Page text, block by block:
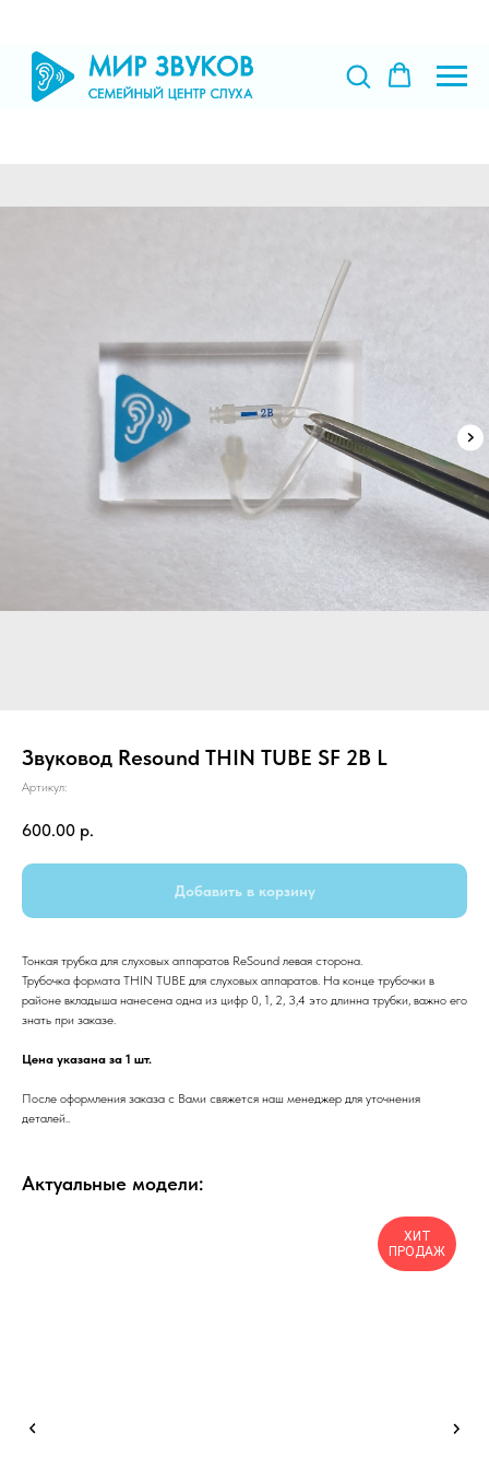
Звуковод Resound THIN TUBE SF 2B L
Артикул:
600.00 р.
Добавить в корзину
Тонкая трубка для слуховых аппаратов ReSound левая сторона.
Трубочка формата THIN TUBE для слуховых аппаратов. На конце трубочки в
районе вкладыша нанесена одна из цифр 0, 1, 2, 3,4 это длинна трубки, важно его
знать при заказе.
Цена указана за 1 шт.
После оформления заказа с Вами свяжется наш менеджер для уточнения
деталей..
Актуальные модели:
ХИТ
ПРОДАЖ